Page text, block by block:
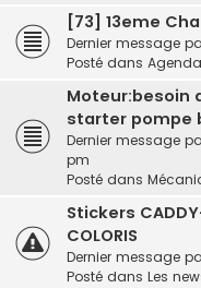
[73] 13eme
Dernier message
Posté dans Agenda
Moteur:besoin
starter pompe
Dernier message
pm
Posté dans
Stickers
COLORIS
Dernier message
Posté dans Les